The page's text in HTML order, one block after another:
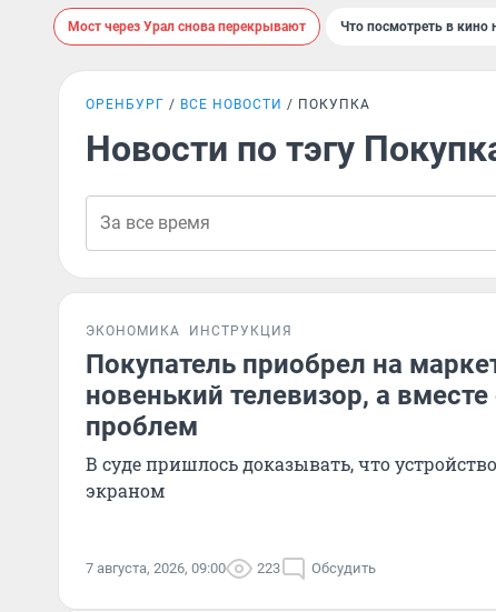
Мост через Урал снова перекрывают Что посмотреть в кино
ОРЕНБУРГ ВСЕ НОВОСТИ ПОКУПКА
Новости по тэгу
ЭКОНОМИКА ИНСТРУКЦИЯ
Покупатель приобрел на
новенький телевизор, а
проблем
В суде пришлось доказывать, что
экраном
7 августа, 2026, 09:00 223 Обсудить